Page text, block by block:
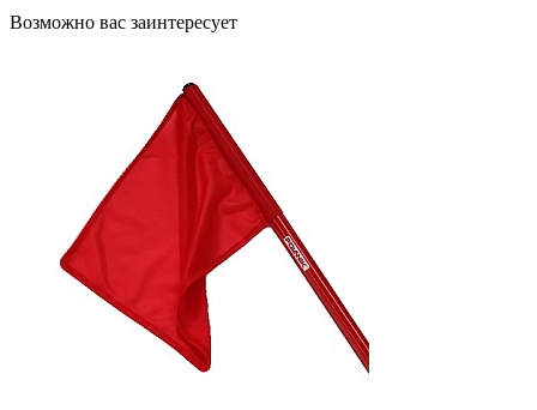
Возможно вас заинтересует